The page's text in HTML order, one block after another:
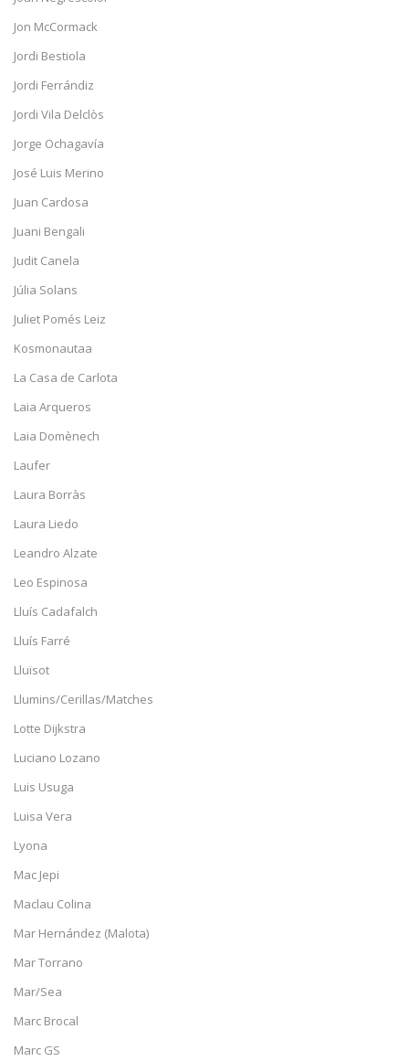
Jon McCormack
Jordi Bestiola
Jordi Ferrándiz
Jordi Vila Delclòs
Jorge Ochagavía
José Luis Merino
Juan Cardosa
Juani Bengali
Judit Canela
Júlia Solans
Juliet Pomés Leiz
Kosmonautaa
La Casa de Carlota
Laia Arqueros
Laia Domènech
Laufer
Laura Borràs
Laura Liedo
Leandro Alzate
Leo Espinosa
Lluís Cadafalch
Lluís Farré
Lluïsot
Llumins/Cerillas/Matches
Lotte Dijkstra
Luciano Lozano
Luis Usuga
Luisa Vera
Lyona
Mac Jepi
Maclau Colina
Mar Hernández (Malota)
Mar Torrano
Mar/Sea
Marc Brocal
Marc GS